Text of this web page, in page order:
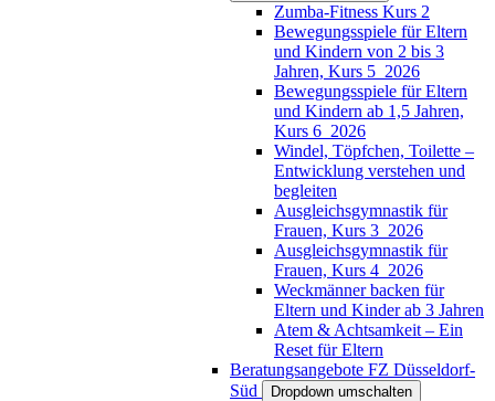
Zumba-Fitness Kurs 2
Bewegungsspiele für Eltern
und Kindern von 2 bis 3
Jahren, Kurs 5_2026
Bewegungsspiele für Eltern
und Kindern ab 1,5 Jahren,
Kurs 6_2026
Windel, Töpfchen, Toilette –
Entwicklung verstehen und
begleiten
Ausgleichsgymnastik für
Frauen, Kurs 3_2026
Ausgleichsgymnastik für
Frauen, Kurs 4_2026
Weckmänner backen für
Eltern und Kinder ab 3 Jahren
Atem & Achtsamkeit – Ein
Reset für Eltern
Beratungsangebote FZ Düsseldorf-
Süd
Dropdown umschalten